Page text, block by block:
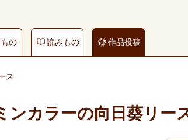
の 読みもの 作品投稿
ス
ンカラーの向日葵リー